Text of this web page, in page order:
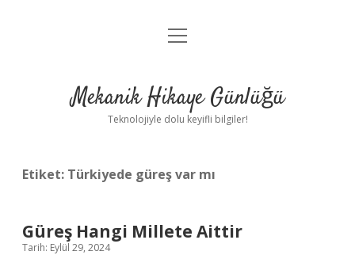
Anasayfa
Yasal Uyarı
menüyü
Mekanik Hikaye Günlüğü
Teknolojiyle dolu keyifli bilgiler!
Etiket: Türkiyede güreş var mı
Güreş Hangi Millete Aittir
Tarih: Eylül 29, 2024